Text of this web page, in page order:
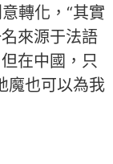
轉化，“其實
來源于法語
但在中國，只
魔也可以為我